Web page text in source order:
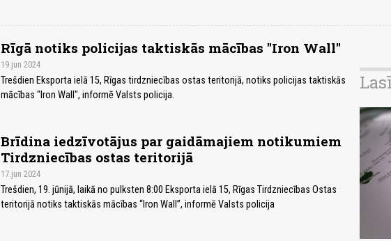
Rīgā notiks policijas taktiskās mācības "Iron Wall"
19.jun 2024
Trešdien Eksporta ielā 15, Rīgas tirdzniecības ostas teritorijā, notiks policijas taktiskās
mācības "Iron Wall", informē Valsts policija.
Brīdina iedzīvotājus par gaidāmajiem notikumiem
Tirdzniecības ostas teritorijā
17.jun 2024
Trešdien, 19. jūnijā, laikā no pulksten 8:00 Eksporta ielā 15, Rīgas Tirdzniecības Ostas
teritorijā notiks taktiskās mācības “Iron Wall”, informē Valsts policija